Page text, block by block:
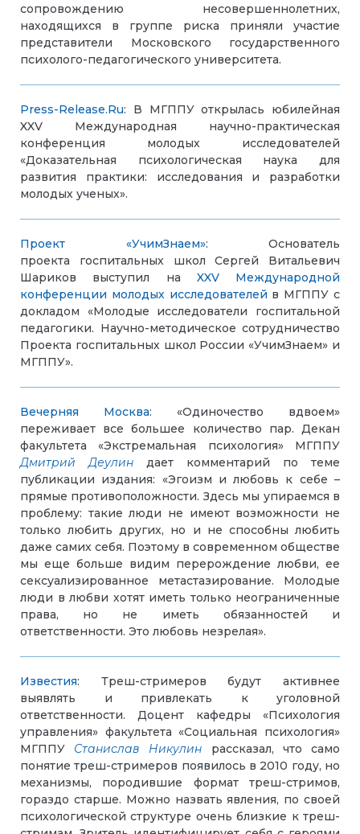
сопровождению несовершеннолетних,
находящихся в группе риска приняли участие
представители Московского государственного
психолого-педагогического университета.
Press-Release.Ru: В МГППУ открылась юбилейная
XXV Международная научно-практическая
конференция молодых исследователей
«Доказательная психологическая наука для
развития практики: исследования и разработки
молодых ученых».
Проект «УчимЗнаем»: Основатель
проекта госпитальных школ Сергей Витальевич
Шариков выступил на XXV Международной
конференции молодых исследователей в МГППУ с
докладом «Молодые исследователи госпитальной
педагогики. Научно-методическое сотрудничество
Проекта госпитальных школ России «УчимЗнаем» и
МГППУ».
Вечерняя Москва: «Одиночество вдвоем»
переживает все большее количество пар. Декан
факультета «Экстремальная психология» МГППУ
Дмитрий Деулин дает комментарий по теме
публикации издания: «Эгоизм и любовь к себе –
прямые противоположности. Здесь мы упираемся в
проблему: такие люди не имеют возможности не
только любить других, но и не способны любить
даже самих себя. Поэтому в современном обществе
мы еще больше видим перерождение любви, ее
сексуализированное метастазирование. Молодые
люди в любви хотят иметь только неограниченные
права, но не иметь обязанностей и
ответственности. Это любовь незрелая».
Известия: Треш-стримеров будут активнее
выявлять и привлекать к уголовной
ответственности. Доцент кафедры «Психология
управления» факультета «Социальная психология»
МГППУ Станислав Никулин рассказал, что само
понятие треш-стримеров появилось в 2010 году, но
механизмы, породившие формат треш-стримов,
гораздо старше. Можно назвать явления, по своей
психологической структуре очень близкие к треш-